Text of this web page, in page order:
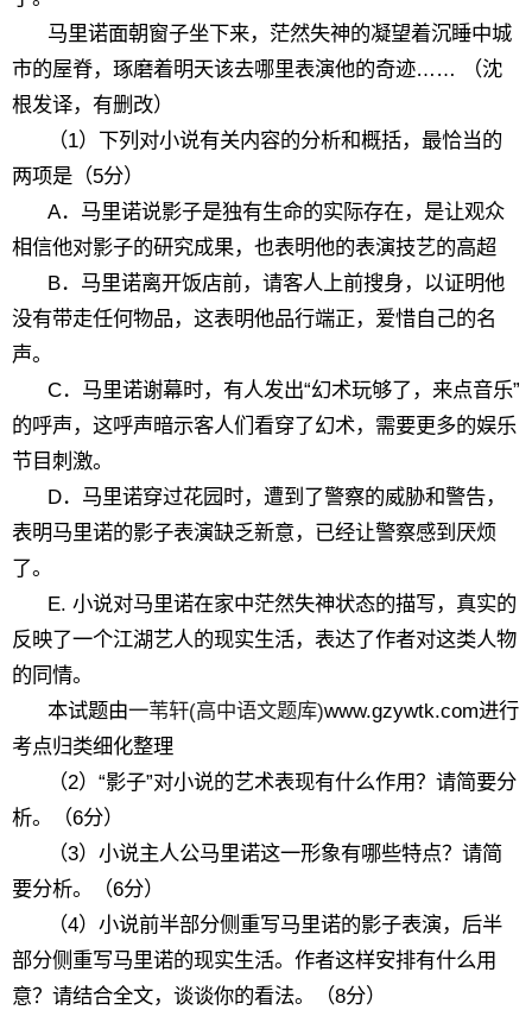
马里诺面朝窗子坐下来，茫然失神的凝望着沉睡中城
市的屋脊，琢磨着明天该去哪里表演他的奇迹…… （沈
根发译，有删改）
（1）下列对小说有关内容的分析和概括，最恰当的
两项是（5分）
A．马里诺说影子是独有生命的实际存在，是让观众
相信他对影子的研究成果，也表明他的表演技艺的高超
B．马里诺离开饭店前，请客人上前搜身，以证明他
没有带走任何物品，这表明他品行端正，爱惜自己的名
声。
C．马里诺谢幕时，有人发出“幻术玩够了，来点音乐”
的呼声，这呼声暗示客人们看穿了幻术，需要更多的娱乐
节目刺激。
D．马里诺穿过花园时，遭到了警察的威胁和警告，
表明马里诺的影子表演缺乏新意，已经让警察感到厌烦
了。
E. 小说对马里诺在家中茫然失神状态的描写，真实的
反映了一个江湖艺人的现实生活，表达了作者对这类人物
的同情。
本试题由一苇轩(高中语文题库)www.gzywtk.com进行
考点归类细化整理
（2）“影子”对小说的艺术表现有什么作用？请简要分
析。（6分）
（3）小说主人公马里诺这一形象有哪些特点？请简
要分析。（6分）
（4）小说前半部分侧重写马里诺的影子表演，后半
部分侧重写马里诺的现实生活。作者这样安排有什么用
意？请结合全文，谈谈你的看法。（8分）